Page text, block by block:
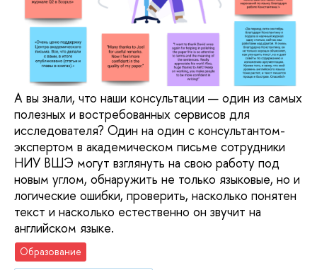
А вы знали, что наши консультации — один из самых
полезных и востребованных сервисов для
исследователя? Один на один с консультантом-
экспертом в академическом письме сотрудники
НИУ ВШЭ могут взглянуть на свою работу под
новым углом, обнаружить не только языковые, но и
логические ошибки, проверить, насколько понятен
текст и насколько естественно он звучит на
английском языке.
Образование